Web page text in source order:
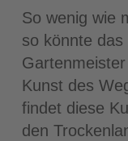
So wenig wie
so könnte
Kunst des
findet diese
den